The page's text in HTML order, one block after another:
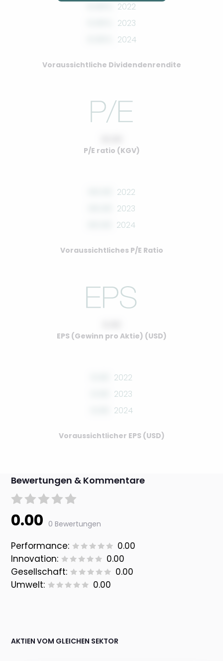
2022
2023
2024
Voraussichtliche Dividendenrendite
P/E ratio (KGV)
2022
2023
2024
Voraussichtliches P/E Ratio
EPS (Gewinn pro Aktie) (USD)
2022
2023
2024
Voraussichtlicher EPS (USD)
Bewertungen & Kommentare
0.00 0 Bewertungen
Performance:
0.00
Innovation:
0.00
Gesellschaft:
0.00
Umwelt:
0.00
AKTIEN VOM GLEICHEN SEKTOR